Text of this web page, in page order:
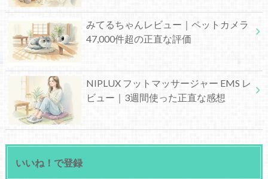
みてるちゃんレビュー｜ペットカメラ
47,000件超の正直な評価
NIPLUX フットマッサージャー EMS レ
ビュー｜3週間使った正直な感想
いいね！で登録